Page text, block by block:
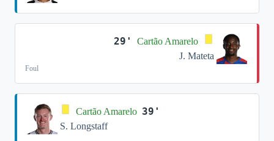
29'
Cartão Amarelo
J. Mateta
Foul
Cartão Amarelo 39'
S. Longstaff